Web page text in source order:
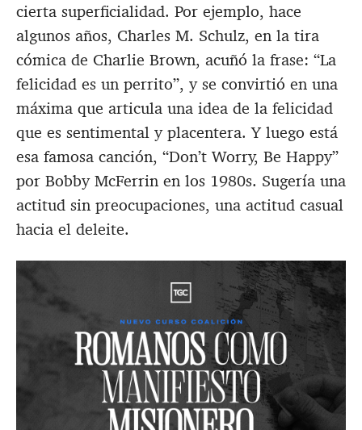
cierta superficialidad. Por ejemplo, hace
algunos años, Charles M. Schulz, en la tira
cómica de Charlie Brown, acuñó la frase: “La
felicidad es un perrito”, y se convirtió en una
máxima que articula una idea de la felicidad
que es sentimental y placentera. Y luego está
esa famosa canción, “Don’t Worry, Be Happy”
por Bobby McFerrin en los 1980s. Sugería una
actitud sin preocupaciones, una actitud casual
hacia el deleite.